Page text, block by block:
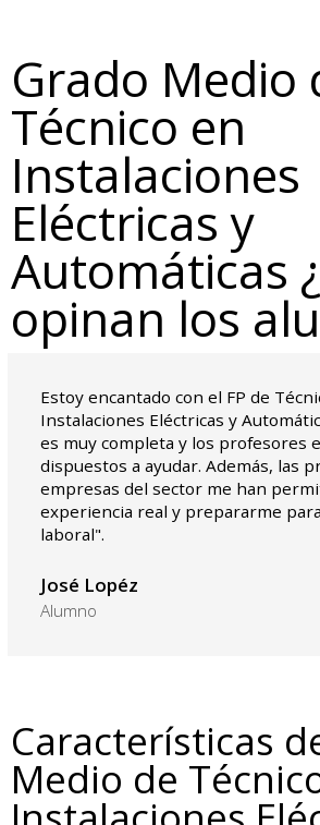
Grado Medio
Técnico en
Instalaciones
Eléctricas y
Automáticas
opinan los
Estoy encantado con el FP de
Instalaciones Eléctricas y
es muy completa y los profesores
dispuestos a ayudar. Además, las
empresas del sector me han
experiencia real y prepararme
laboral".
José Lopéz
Alumno
Características
Medio de